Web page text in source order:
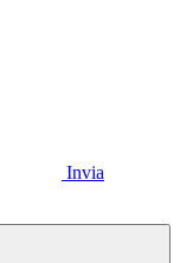
Invia